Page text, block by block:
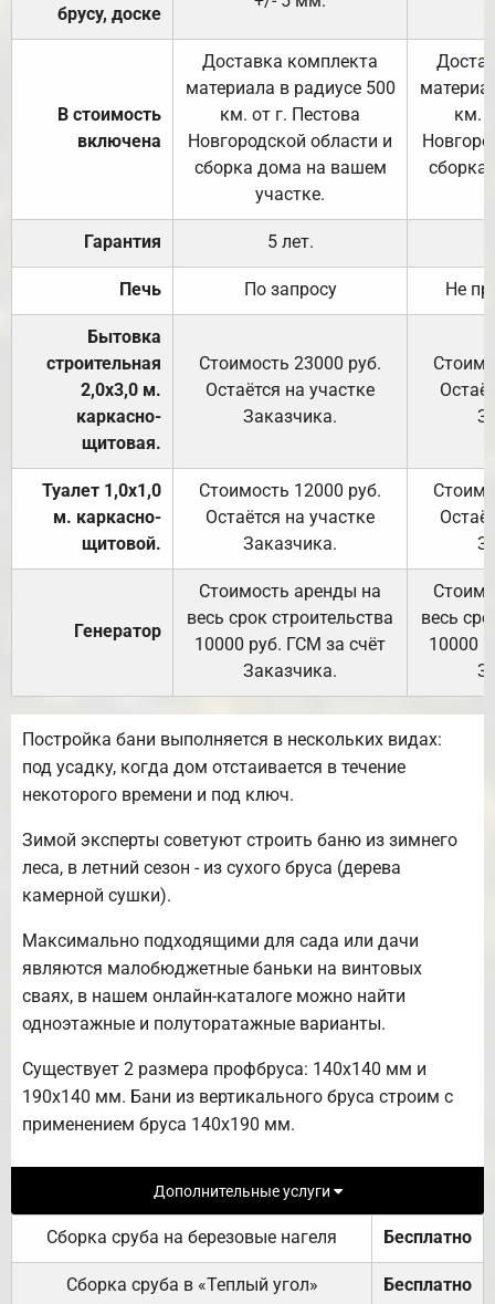
брусу, доске
В стоимость
включена
Доставка комплекта
материала в радиусе 500
км. от г. Пестова
Новгородской области и
сборка дома на вашем
участке.
км.
Гарантия 5 лет.
Печь По запросу Не
Бытовка
строительная
2,0х3,0 м.
каркасно-
щитовая.
Стоимость 23000 руб.
Остаётся на участке
Заказчика.
Туалет 1,0х1,0
м. каркасно-
щитовой.
Стоимость 12000 руб.
Остаётся на участке
Заказчика.
Генератор
Стоимость аренды на
весь срок строительства
10000 руб. ГСМ за счёт
Заказчика.
весь
10000
Постройка бани выполняется в нескольких видах:
под усадку, когда дом отстаивается в течение
некоторого времени и под ключ.
Зимой эксперты советуют строить баню из зимнего
леса, в летний сезон - из сухого бруса (дерева
камерной сушки).
Максимально подходящими для сада или дачи
являются малобюджетные баньки на винтовых
сваях, в нашем онлайн-каталоге можно найти
одноэтажные и полуторатажные варианты.
Существует 2 размера профбруса: 140х140 мм и
190х140 мм. Бани из вертикального бруса строим с
применением бруса 140х190 мм.
Дополнительные услуги
Сборка сруба на березовые нагеля Бесплатно
Сборка сруба в «Теплый угол» Бесплатно